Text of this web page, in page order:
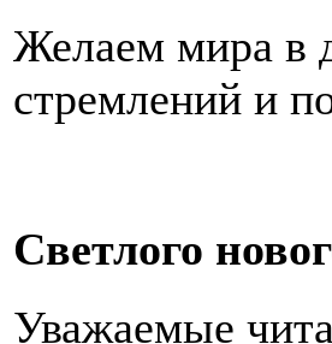
Желаем мира в
стремлений и
Светлого
Уважаемые